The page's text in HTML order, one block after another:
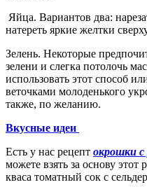
Яйца. Вариантов два:
натереть яркие желтки
Зелень. Некоторые
зелени и слегка потолочь
использовать этот способ
веточками молоденького
также, по желанию.
Вкусные идеи
Есть у нас рецепт окрошки с
можете взять за основу этот
кваса томатный сок с